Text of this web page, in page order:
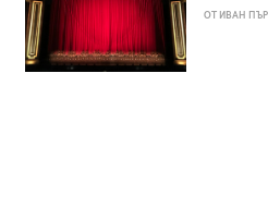
ОТ ИВАН